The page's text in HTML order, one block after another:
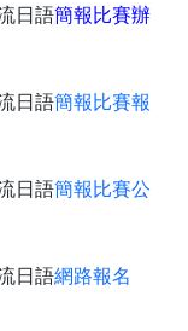
日語簡報比賽辦
日語簡報比賽報
日語簡報比賽公
日語網路報名